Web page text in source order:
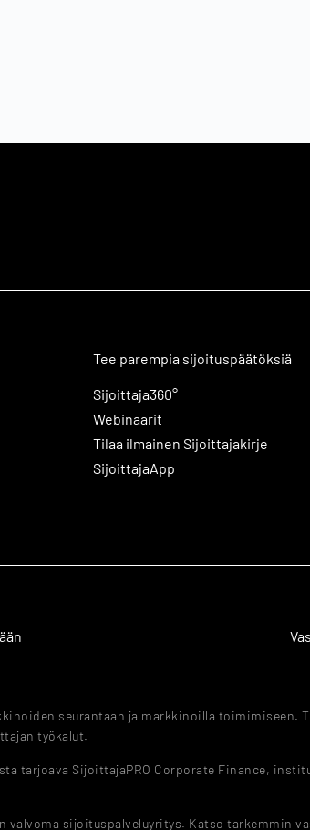
Tee parempia sijoituspäätöksiä
Sijoittaja360°
Webinaarit
Tilaa ilmainen Sijoittajakirje
SijoittajaApp
seurantaan ja markkinoilla toimimiseen.
työkalut.
tarjoava SijoittajaPRO Corporate Finance,
sijoituspalveluyritys. Katso tarkemmin